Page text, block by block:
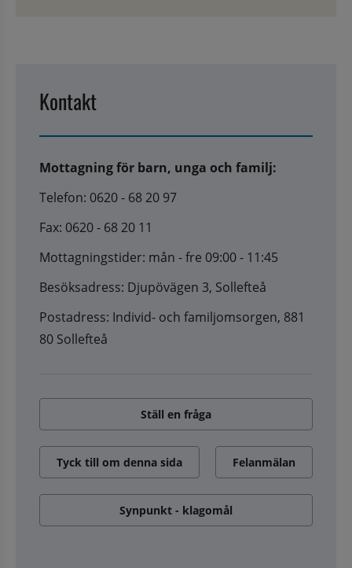
Kontakt
Mottagning för barn, unga och familj:
Telefon: 0620 - 68 20 97
Fax: 0620 - 68 20 11
Mottagningstider: mån - fre 09:00 - 11:45
Besöksadress: Djupövägen 3, Sollefteå
Postadress: Individ- och familjomsorgen, 881
80 Sollefteå
Ställ en fråga
Tyck till om denna sida Felanmälan
Synpunkt - klagomål